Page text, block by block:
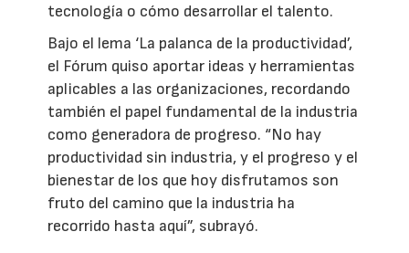
tecnología o cómo desarrollar el talento.
Bajo el lema ‘La palanca de la productividad’,
el Fórum quiso aportar ideas y herramientas
aplicables a las organizaciones, recordando
también el papel fundamental de la industria
como generadora de progreso. “No hay
productividad sin industria, y el progreso y el
bienestar de los que hoy disfrutamos son
fruto del camino que la industria ha
recorrido hasta aquí”, subrayó.